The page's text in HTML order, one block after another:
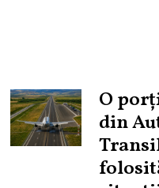
O
din